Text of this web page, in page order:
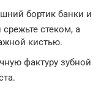
бортик банки и
стеком, а
кистью.
фактуру зубной